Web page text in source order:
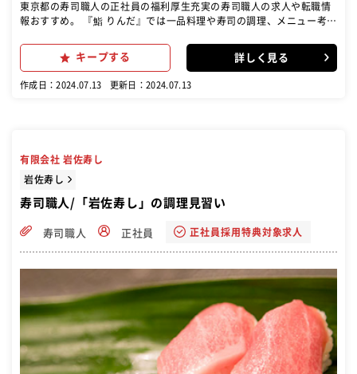
東京都の寿司職人の正社員の福利厚生充実の寿司職人の求人や転職情
報おすすめ。 『鮨 りんだ』では一品料理や寿司の調理、メニュー考
理や寿司の調理: キッチンでの一品料理の調理やカウンターでの寿司の
握りを担当。 メニュー開発と技術向上: 新しいメニューの考案や提
片付け: 営業前の食材の仕込みや準備、営業後の片付けや清掃。
キープする 詳しく見る
作成日：2024.07.13 更新日：2024.07.13
有限会社 岩佐寿し
岩佐寿し
寿司職人/「岩佐寿し」の調理見習い
寿司職人 正社員 正社員採用特典対象求人